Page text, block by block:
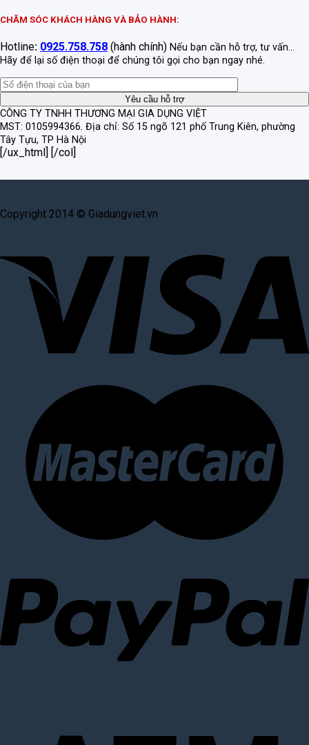
CHĂM SÓC KHÁCH HÀNG VÀ BẢO HÀNH:
Hotline: 0925.758.758 (hành chính) Nếu bạn cần hỗ trợ, tư vấn...
Hãy để lại số điện thoại để chúng tôi gọi cho bạn ngay nhé.
CÔNG TY TNHH THƯƠNG MẠI GIA DỤNG VIỆT
MST: 0105994366. Địa chỉ: Số 15 ngõ 121 phố Trung Kiên, phường
Tây Tựu, TP Hà Nội
[/ux_html] [/col]
Copyright 2014 © Giadungviet.vn